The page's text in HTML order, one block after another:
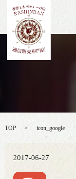
TOP icon_google
2017-06-27